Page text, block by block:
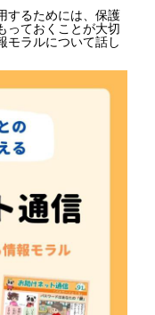
するためには、保護
っておくことが大切
モラルについて話し